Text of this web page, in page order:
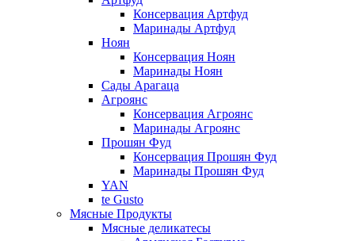
Консервация Артфуд
Маринады Артфуд
Ноян
Консервация Ноян
Маринады Ноян
Сады Арагаца
Агроянс
Консервация Агроянс
Маринады Агроянс
Прошян Фуд
Консервация Прошян Фуд
Маринады Прошян Фуд
YAN
te Gusto
Мясные Продукты
Мясные деликатесы